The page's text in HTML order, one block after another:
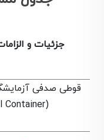
جزئیات و
قوطی صدفی
Container)